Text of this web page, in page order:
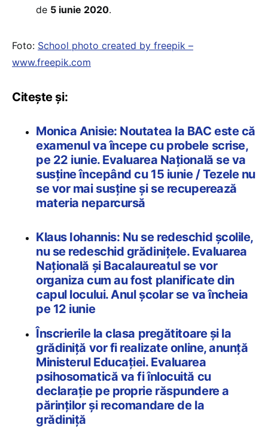
de 5 iunie 2020.
Foto: School photo created by freepik –
www.freepik.com
Citește și:
Monica Anisie: Noutatea la BAC este că
examenul va începe cu probele scrise,
pe 22 iunie. Evaluarea Națională se va
susține începând cu 15 iunie / Tezele nu
se vor mai susține și se recuperează
materia neparcursă
Klaus Iohannis: Nu se redeschid şcolile,
nu se redeschid grădiniţele. Evaluarea
Națională și Bacalaureatul se vor
organiza cum au fost planificate din
capul locului. Anul școlar se va încheia
pe 12 iunie
Înscrierile la clasa pregătitoare și la
grădiniță vor fi realizate online, anunță
Ministerul Educației. Evaluarea
psihosomatică va fi înlocuită cu
declarație pe proprie răspundere a
părinților și recomandare de la
grădiniță